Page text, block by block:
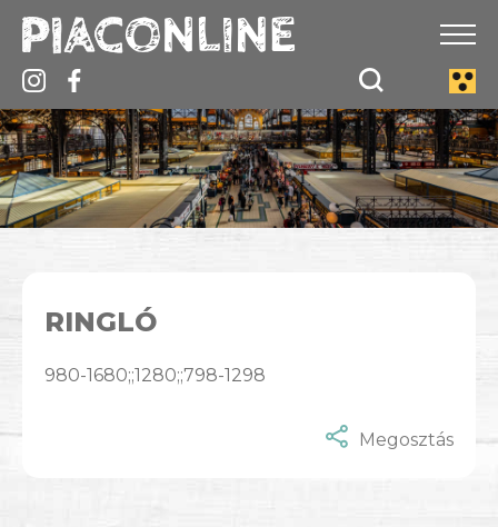
RINGLÓ
980-1680;;1280;;798-1298
Megosztás